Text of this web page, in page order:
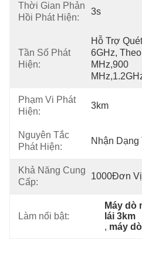
Thời Gian Phản
Hồi Phát Hiện:
3s
Tần Số Phát
Hiện:
Hỗ Trợ
6GHz,
MHz,900
Phạm Vi Phát
Hiện:
3km
Nguyên Tắc
Phát Hiện:
Nhận
Khả Năng Cung
Cấp:
1000Đơn
Làm nổi bật:
Máy dò
lái 3km
, máy